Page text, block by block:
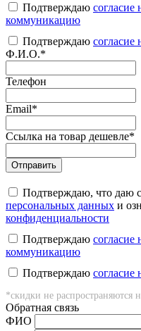
Подтверждаю
коммуникацию
Подтверждаю
Ф.И.О.*
Телефон
Email*
Ссылка на товар дешевле*
Подтверждаю, что даю
персональных данных и
конфиденциальности
Подтверждаю
коммуникацию
Подтверждаю
*скидки не распространяются
Обратная связь
ФИO